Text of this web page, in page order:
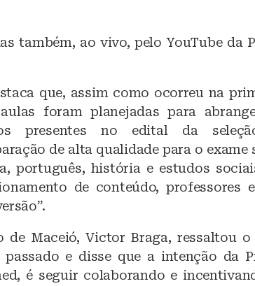
também, ao vivo, pelo YouTube da
que, assim como ocorreu na
foram planejadas para
presentes no edital da
de alta qualidade para o exame
português, história e estudos
de conteúdo, professores
de Maceió, Victor Braga, ressaltou o
e disse que a intenção da
é seguir colaborando e